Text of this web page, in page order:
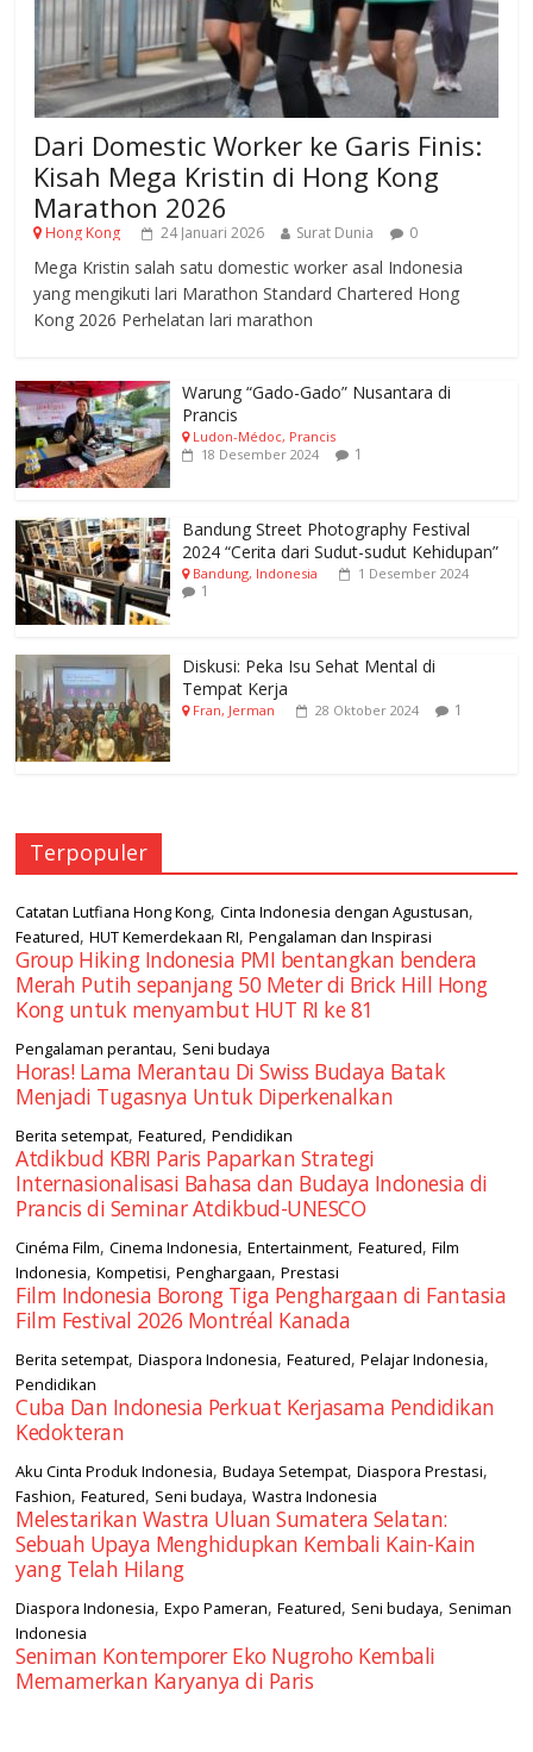
Dari Domestic Worker ke Garis Finis:
Kisah Mega Kristin di Hong Kong
Marathon 2026
Hong Kong 24 Januari 2026 Surat Dunia 0
Mega Kristin salah satu domestic worker asal Indonesia
yang mengikuti lari Marathon Standard Chartered Hong
Kong 2026 Perhelatan lari marathon
Warung “Gado-Gado” Nusantara di
Prancis
Ludon-Médoc, Prancis
18 Desember 2024
1
Bandung Street Photography Festival
2024 “Cerita dari Sudut-sudut Kehidupan”
Bandung, Indonesia 1 Desember 2024
1
Diskusi: Peka Isu Sehat Mental di
Tempat Kerja
Fran, Jerman 28 Oktober 2024 1
Terpopuler
Catatan Lutfiana Hong Kong,Cinta Indonesia dengan Agustusan,
Featured,HUT Kemerdekaan RI,Pengalaman dan Inspirasi
Group Hiking Indonesia PMI bentangkan bendera
Merah Putih sepanjang 50 Meter di Brick Hill Hong
Kong untuk menyambut HUT RI ke 81
Pengalaman perantau, Seni budaya
Horas! Lama Merantau Di Swiss Budaya Batak
Menjadi Tugasnya Untuk Diperkenalkan
Berita setempat,Featured,Pendidikan
Atdikbud KBRI Paris Paparkan Strategi
Internasionalisasi Bahasa dan Budaya Indonesia di
Prancis di Seminar Atdikbud-UNESCO
Cinéma Film,Cinema Indonesia,Entertainment,Featured,Film
Indonesia,Kompetisi,Penghargaan,Prestasi
Film Indonesia Borong Tiga Penghargaan di Fantasia
Film Festival 2026 Montréal Kanada
Berita setempat,Diaspora Indonesia,Featured,Pelajar Indonesia,
Pendidikan
Cuba Dan Indonesia Perkuat Kerjasama Pendidikan
Kedokteran
Aku Cinta Produk Indonesia,Budaya Setempat,Diaspora Prestasi,
Fashion,Featured, Seni budaya,Wastra Indonesia
Melestarikan Wastra Uluan Sumatera Selatan:
Sebuah Upaya Menghidupkan Kembali Kain-Kain
yang Telah Hilang
Diaspora Indonesia,Expo Pameran,Featured, Seni budaya, Seniman
Indonesia
Seniman Kontemporer Eko Nugroho Kembali
Memamerkan Karyanya di Paris